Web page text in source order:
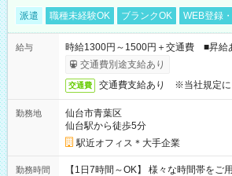
派遣 職種未経験OK ブランクOK WEB登録
給与
時給1300円～1500円＋交通費 ■昇
交通費別途支給あり
交通費 交通費支給あり ※当社規定に
勤務地
仙台市青葉区
仙台駅から徒歩5分
駅近オフィス＊大手企業
勤務時間
【1日7時間～OK】 様々な時間帯をご